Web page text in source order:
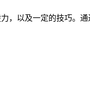
，以及一定的技巧。